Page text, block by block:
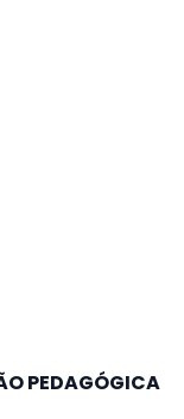
PEDAGÓGICA